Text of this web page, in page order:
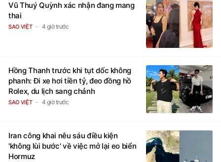
Vũ Thuý Quỳnh xác nhận đang mang
thai
SAO VIỆT 4 giờ trước
Hồng Thanh trước khi tụt dốc không
phanh: Đi xe hơi tiền tỷ, đeo đồng hồ
Rolex, du lịch sang chảnh
SAO VIỆT 4 giờ trước
Iran công khai nêu sáu điều kiện
'không lùi bước' về việc mở lại eo biển
Hormuz